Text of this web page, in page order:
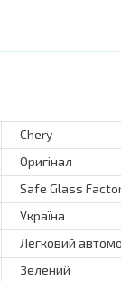
Chery
Оригінал
Safe Glass
Україна
Легковий
Зелений